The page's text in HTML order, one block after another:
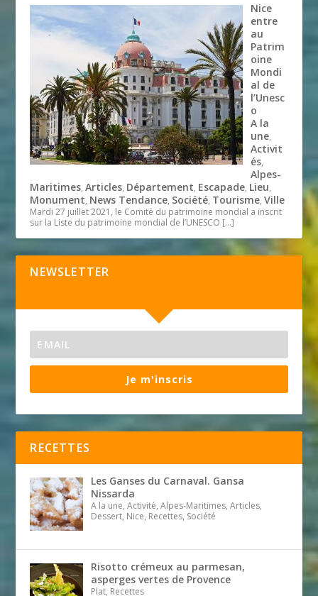
Nice
entre
au
Patrim
oine
Mondi
al de
l’Unesc
o
A la
une,
Activit
és,
Alpes-
Maritimes,Articles, Département, Escapade, Lieu,
Monument, News Tendance, Société, Tourisme,Ville
Mardi 27 juillet 2021, le Comité du patrimoine mondial a inscrit
sur la Liste du patrimoine mondial de l’UNESCO […]
NEWSLETTER
Je m'inscris
RECETTES
Les Ganses du Carnaval. Gansa
Nissarda
A la une, Activité, Alpes-Maritimes, Articles,
Dessert, Nice, Recettes, Société
Risotto crémeux au parmesan,
asperges vertes de Provence
Plat, Recettes